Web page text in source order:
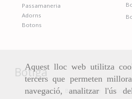
Aquest lloc web utilitza
tercers que permeten
navegació, analitzar l'ús
Passamaneria
Adorns
Botons
Botiga
Qui som Botiga online